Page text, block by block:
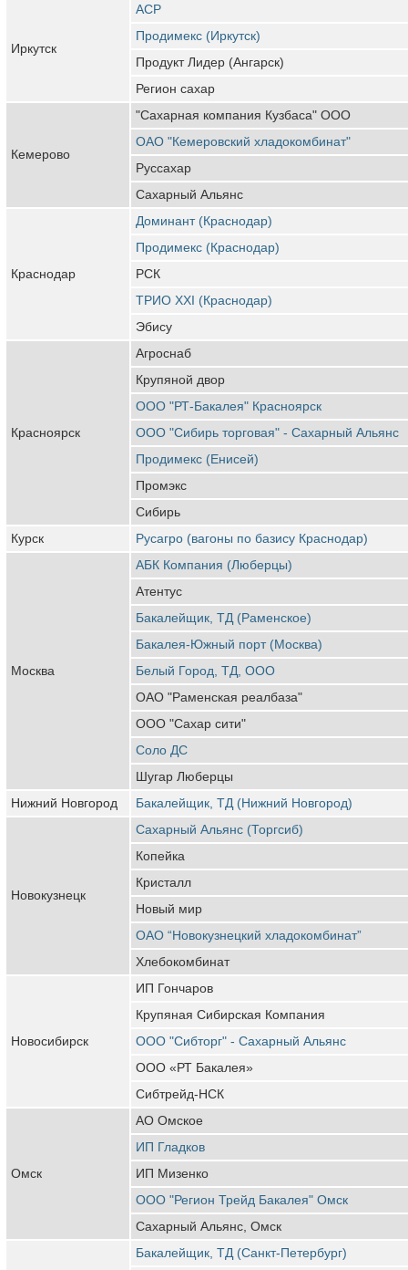
Иркутск
АСР
Продимекс (Иркутск)
Продукт Лидер (Ангарск)
Регион сахар
Кемерово
"Сахарная компания Кузбаса" ООО
ОАО "Кемеровский хладокомбинат"
Руссахар
Сахарный Альянс
Краснодар
Доминант (Краснодар)
Продимекс (Краснодар)
РСК
ТРИО XXI (Краснодар)
Эбису
Красноярск
Агроснаб
Крупяной двор
ООО "РТ-Бакалея" Красноярск
ООО "Сибирь торговая" - Сахарный Альянс
Продимекс (Енисей)
Промэкс
Сибирь
Курск
Русагро (вагоны по базису Краснодар)
Москва
АБК Компания (Люберцы)
Атентус
Бакалейщик, ТД (Раменское)
Бакалея-Южный порт (Москва)
Белый Город, ТД, ООО
ОАО "Раменская реалбаза"
ООО "Сахар сити"
Соло ДС
Шугар Люберцы
Нижний Новгород
Бакалейщик, ТД (Нижний Новгород)
Новокузнецк
Сахарный Альянс (Торгсиб)
Копейка
Кристалл
Новый мир
ОАО “Новокузнецкий хладокомбинат”
Хлебокомбинат
Новосибирск
ИП Гончаров
Крупяная Сибирская Компания
ООО "Сибторг" - Сахарный Альянс
ООО «РТ Бакалея»
Сибтрейд-НСК
Омск
АО Омское
ИП Гладков
ИП Мизенко
ООО "Регион Трейд Бакалея" Омск
Сахарный Альянс, Омск
Бакалейщик, ТД (Санкт-Петербург)